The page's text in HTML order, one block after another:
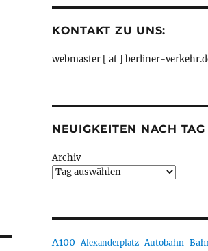
KONTAKT ZU UNS:
webmaster [ at ] berliner-
NEUIGKEITEN NACH TAG
Archiv
A100 Alexanderplatz Autobahn